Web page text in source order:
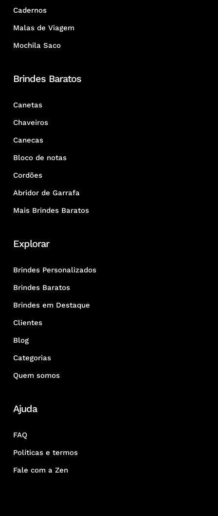
Cadernos
Malas de Viagem
Mochila Saco
Brindes Baratos
Canetas
Chaveiros
Canecas
Bloco de notas
Cordões
Abridor de Garrafa
Mais Brindes Baratos
Explorar
Brindes Personalizados
Brindes Baratos
Brindes em Destaque
Clientes
Blog
Categorias
Quem somos
Ajuda
FAQ
Políticas e termos
Fale com a Zen